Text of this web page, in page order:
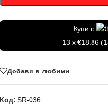
Купи с
13 x €18.86
Добави в любими
Код: SR-036